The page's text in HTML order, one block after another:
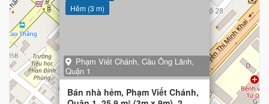
Hẻm (3 m)
Phạm Viết Chánh, Cầu Ông Lãnh,
Quận 1
Bán nhà hẻm, Phạm Viết Chánh,